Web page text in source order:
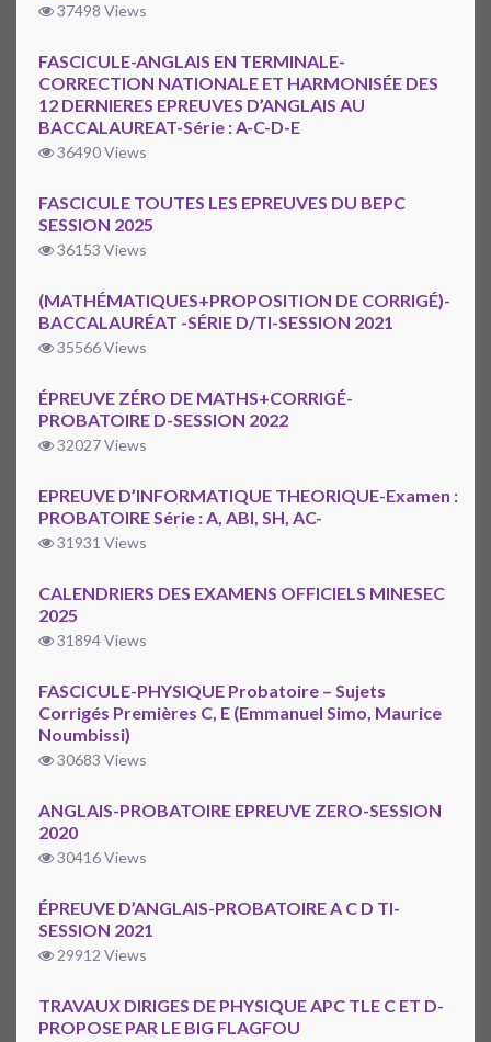
37498 Views
FASCICULE-ANGLAIS EN TERMINALE-
CORRECTION NATIONALE ET HARMONISÉE DES
12 DERNIERES EPREUVES D’ANGLAIS AU
BACCALAUREAT-Série : A-C-D-E
36490 Views
FASCICULE TOUTES LES EPREUVES DU BEPC
SESSION 2025
36153 Views
(MATHÉMATIQUES+PROPOSITION DE CORRIGÉ)-
BACCALAURÉAT -SÉRIE D/TI-SESSION 2021
35566 Views
ÉPREUVE ZÉRO DE MATHS+CORRIGÉ-
PROBATOIRE D-SESSION 2022
32027 Views
EPREUVE D’INFORMATIQUE THEORIQUE-Examen :
PROBATOIRE Série : A, ABI, SH, AC-
31931 Views
CALENDRIERS DES EXAMENS OFFICIELS MINESEC
2025
31894 Views
FASCICULE-PHYSIQUE Probatoire – Sujets
Corrigés Premières C, E (Emmanuel Simo, Maurice
Noumbissi)
30683 Views
ANGLAIS-PROBATOIRE EPREUVE ZERO-SESSION
2020
30416 Views
ÉPREUVE D’ANGLAIS-PROBATOIRE A C D TI-
SESSION 2021
29912 Views
TRAVAUX DIRIGES DE PHYSIQUE APC TLE C ET D-
PROPOSE PAR LE BIG FLAGFOU